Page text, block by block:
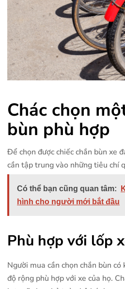
Chác chọn
bùn phù hợp
Để chọn được chiếc chắn bùn xe
cần tập trung vào những tiêu chí
Có thể bạn cũng quan tâm:
hình cho người mới bắt đầu
Phù hợp với lốp
Người mua cần chọn chắn bùn
độ rộng phù hợp với xe của họ.